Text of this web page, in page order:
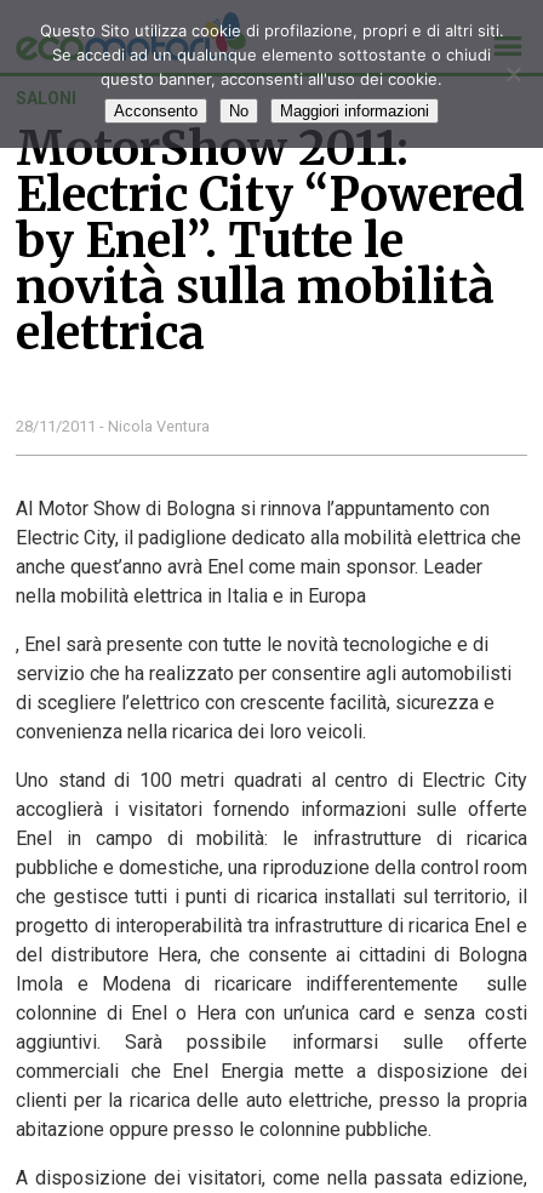
SALONI
MotorShow 2011:
Electric City “Powered
by Enel”. Tutte le
novità sulla mobilità
elettrica
28/11/2011 - Nicola Ventura
Al Motor Show di Bologna si rinnova l’appuntamento con
Electric City, il padiglione dedicato alla mobilità elettrica che
anche quest’anno avrà Enel come main sponsor. Leader
nella mobilità elettrica in Italia e in Europa
, Enel sarà presente con tutte le novità tecnologiche e di
servizio che ha realizzato per consentire agli automobilisti
di scegliere l’elettrico con crescente facilità, sicurezza e
convenienza nella ricarica dei loro veicoli.
Uno stand di 100 metri quadrati al centro di Electric City
accoglierà i visitatori fornendo informazioni sulle offerte
Enel in campo di mobilità: le infrastrutture di ricarica
pubbliche e domestiche, una riproduzione della control room
che gestisce tutti i punti di ricarica installati sul territorio, il
progetto di interoperabilità tra infrastrutture di ricarica Enel e
del distributore Hera, che consente ai cittadini di Bologna
Imola e Modena di ricaricare indifferentemente sulle
colonnine di Enel o Hera con un’unica card e senza costi
aggiuntivi. Sarà possibile informarsi sulle offerte
commerciali che Enel Energia mette a disposizione dei
clienti per la ricarica delle auto elettriche, presso la propria
abitazione oppure presso le colonnine pubbliche.
A disposizione dei visitatori, come nella passata edizione,
Questo Sito utilizza cookie di profilazione, propri e di altri siti.
Se accedi ad un qualunque elemento sottostante o chiudi
questo banner, acconsenti all'uso dei cookie.
Acconsento No Maggiori informazioni